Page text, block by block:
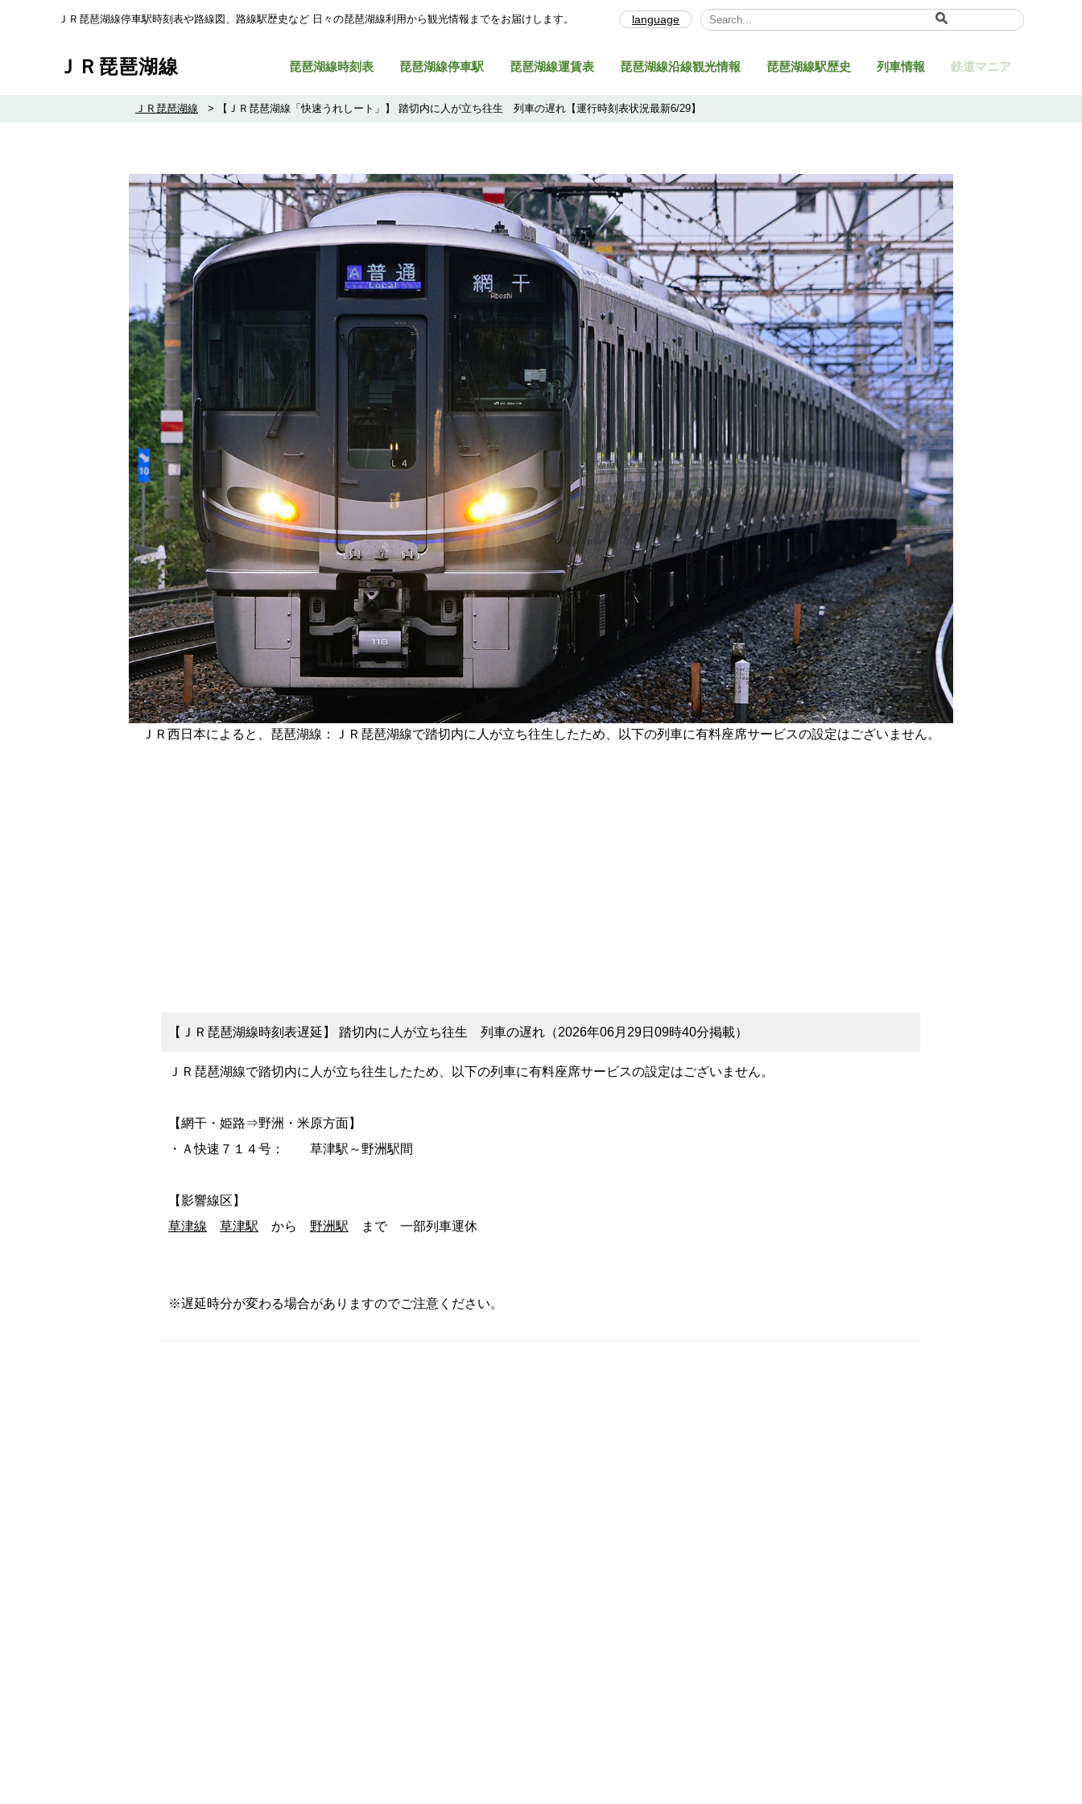
ＪＲ琵琶湖線停車駅時刻表や路線図、路線駅歴史など ⽇々の琵琶湖線利⽤から観光情報までをお届けします。 language
ＪＲ琵琶湖線 琵琶湖線時刻表 琵琶湖線停車駅 琵琶湖線運賃表 琵琶湖線沿線観光情報 琵琶湖線駅歴史 列車情報 鉄道マニア
ＪＲ琵琶湖線 > 【ＪＲ琵琶湖線「快速うれしート」】 踏切内に人が立ち往生 列車の遅れ【運行時刻表状況最新6/29】
ＪＲ西日本によると、琵琶湖線：ＪＲ琵琶湖線で踏切内に人が立ち往生したため、以下の列車に有料座席サービスの設定はございません。
【ＪＲ琵琶湖線時刻表遅延】 踏切内に人が立ち往生 列車の遅れ（2026年06月29日09時40分掲載）
ＪＲ琵琶湖線で踏切内に人が立ち往生したため、以下の列車に有料座席サービスの設定はございません。
【網干・姫路⇒野洲・米原方面】
・Ａ快速７１４号： 草津駅～野洲駅間
【影響線区】
草津線
草津駅 から 野洲駅 まで 一部列車運休
※遅延時分が変わる場合がありますのでご注意ください。